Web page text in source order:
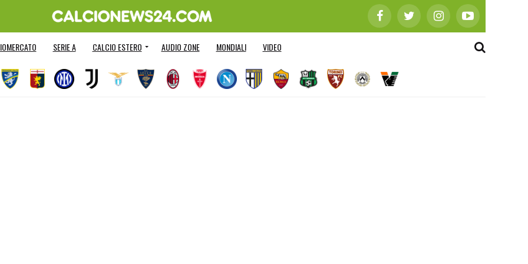
SERIE A CALCIO ESTERO AUDIO ZONE MONDIALI VIDEO